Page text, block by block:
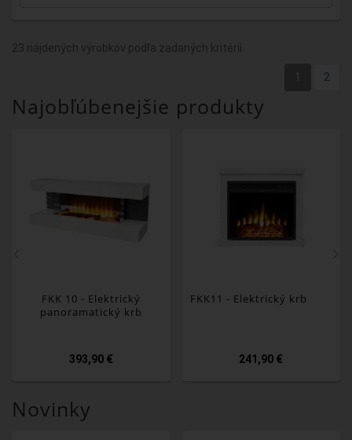
23 nájdených výrobkov podľa zadaných kritérií.
2
Najobľúbenejšie produkty
FKK 10 - Elektrický
panoramatický krb
393,90 €
FKK11 - Elektrický krb
241,90 €
Novinky